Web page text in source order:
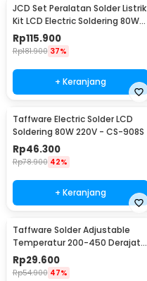
JCD Set Peralatan Solder Listrik
Kit LCD Electric Soldering 80W
220V - CS-908S A
Rp115.900
Rp181.900 37%
+ Keranjang
Taffware Electric Solder LCD
Soldering 80W 220V - CS-908S
Rp46.300
Rp78.900 42%
+ Keranjang
Taffware Solder Adjustable
Temperatur 200-450 Derajat
Celcius 220V 60W - CS-31 B
Rp29.600
Rp54.900 47%